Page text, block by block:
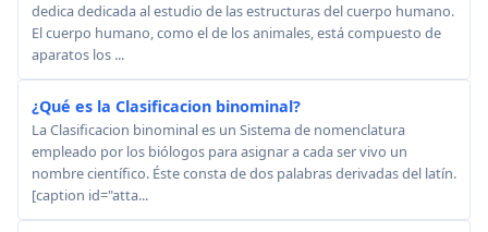
dedica dedicada al estudio de las estructuras del cuerpo humano.
El cuerpo humano, como el de los animales, está compuesto de
aparatos los ...
¿Qué es la Clasificacion binominal?
La Clasificacion binominal es un Sistema de nomenclatura
empleado por los biólogos para asignar a cada ser vivo un
nombre científico. Éste consta de dos palabras derivadas del latín.
[caption id="atta...